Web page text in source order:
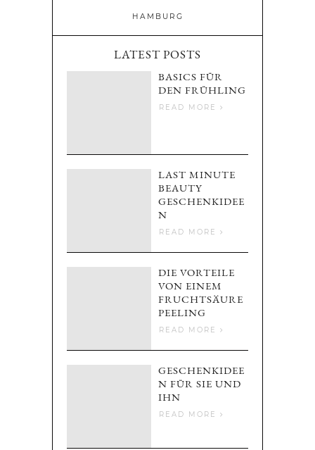
HAMBURG
LATEST POSTS
BASICS FÜR
DEN FRÜHLING
READ MORE
LAST MINUTE
BEAUTY
GESCHENKIDEE
N
READ MORE
DIE VORTEILE
VON EINEM
FRUCHTSÄURE
PEELING
READ MORE
GESCHENKIDEE
N FÜR SIE UND
IHN
READ MORE